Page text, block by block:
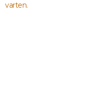
varten.